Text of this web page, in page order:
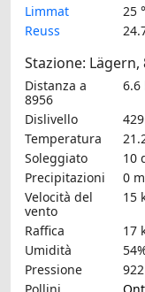
Limmat
25
Reuss
Stazione: Lägern,
Distanza a
8956
6.6
Dislivello
Temperatura
Soleggiato
10
Precipitazioni
0
Velocità del
vento
15
Raffica
17
Umidità
Pressione